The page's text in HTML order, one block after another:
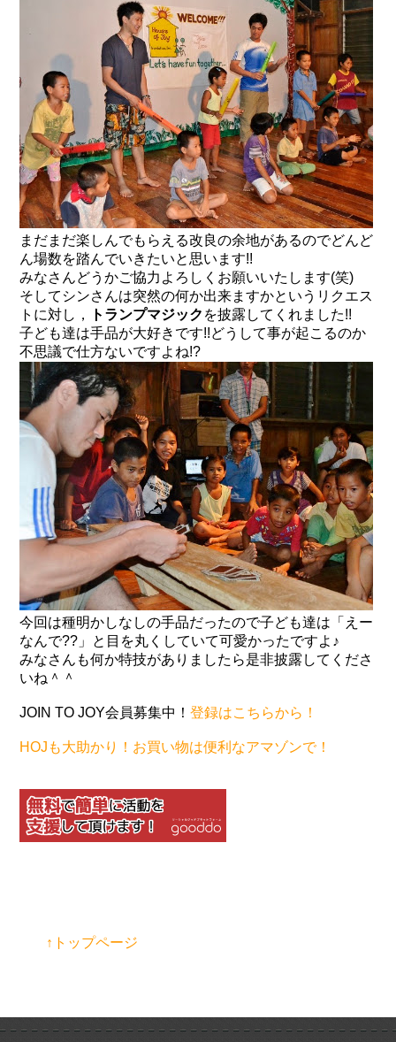
まだまだ楽しんでもらえる改良の余地があるのでどんど
ん場数を踏んでいきたいと思います!!
みなさんどうかご協力よろしくお願いいたします(笑)
そしてシンさんは突然の何か出来ますかというリクエス
トに対し，
トランプマジック を披露してくれました!!
子ども達は手品が大好きです!!どうして事が起こるのか
不思議で仕方ないですよね!?
今回は種明かしなしの手品だったので子ども達は「えー
なんで??」と目を丸くしていて可愛かったですよ♪
みなさんも何か特技がありましたら是非披露してくださ
いね＾＾
JOIN TO JOY会員募集中！登録はこちらから！
HOJも大助かり！お買い物は便利なアマゾンで！
↑トップページ